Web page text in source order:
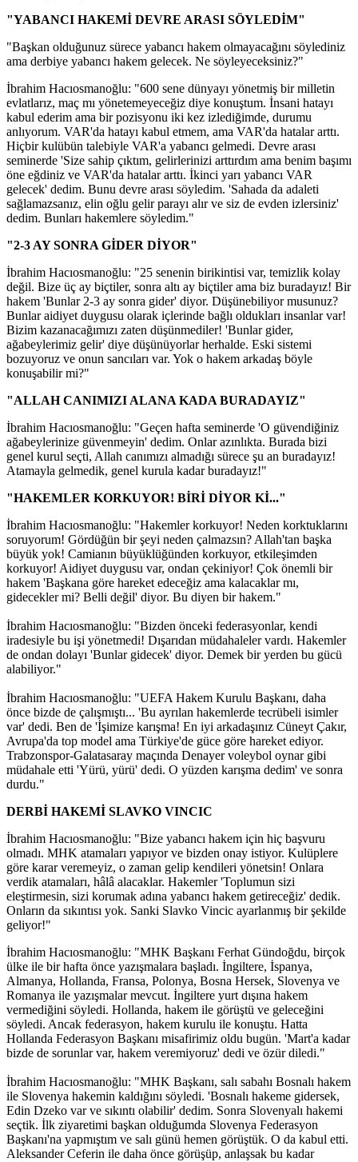
"YABANCI HAKEMİ DEVRE ARASI SÖYLEDİM"
"Başkan olduğunuz sürece yabancı hakem olmayacağını söylediniz
ama derbiye yabancı hakem gelecek. Ne söyleyeceksiniz?"
İbrahim Hacıosmanoğlu: "600 sene dünyayı yönetmiş bir milletin
evlatlarız, maç mı yönetemeyeceğiz diye konuştum. İnsani hatayı
kabul ederim ama bir pozisyonu iki kez izlediğimde, durumu
anlıyorum. VAR'da hatayı kabul etmem, ama VAR'da hatalar arttı.
Hiçbir kulübün talebiyle VAR'a yabancı gelmedi. Devre arası
seminerde 'Size sahip çıktım, gelirlerinizi arttırdım ama benim başımı
öne eğdiniz ve VAR'da hatalar arttı. İkinci yarı yabancı VAR
gelecek' dedim. Bunu devre arası söyledim. 'Sahada da adaleti
sağlamazsanız, elin oğlu gelir parayı alır ve siz de evden izlersiniz'
dedim. Bunları hakemlere söyledim."
"2-3 AY SONRA GİDER DİYOR"
İbrahim Hacıosmanoğlu: "25 senenin birikintisi var, temizlik kolay
değil. Bize üç ay biçtiler, sonra altı ay biçtiler ama biz buradayız! Bir
hakem 'Bunlar 2-3 ay sonra gider' diyor. Düşünebiliyor musunuz?
Bunlar aidiyet duygusu olarak içlerinde bağlı oldukları insanlar var!
Bizim kazanacağımızı zaten düşünmediler! 'Bunlar gider,
ağabeylerimiz gelir' diye düşünüyorlar herhalde. Eski sistemi
bozuyoruz ve onun sancıları var. Yok o hakem arkadaş böyle
konuşabilir mi?"
"ALLAH CANIMIZI ALANA KADA BURADAYIZ"
İbrahim Hacıosmanoğlu: "Geçen hafta seminerde 'O güvendiğiniz
ağabeylerinize güvenmeyin' dedim. Onlar azınlıkta. Burada bizi
genel kurul seçti, Allah canımızı almadığı sürece şu an buradayız!
Atamayla gelmedik, genel kurula kadar buradayız!"
"HAKEMLER KORKUYOR! BİRİ DİYOR Kİ..."
İbrahim Hacıosmanoğlu: "Hakemler korkuyor! Neden korktuklarını
soruyorum! Gördüğün bir şeyi neden çalmazsın? Allah'tan başka
büyük yok! Camianın büyüklüğünden korkuyor, etkileşimden
korkuyor! Aidiyet duygusu var, ondan çekiniyor! Çok önemli bir
hakem 'Başkana göre hareket edeceğiz ama kalacaklar mı,
gidecekler mi? Belli değil' diyor. Bu diyen bir hakem."
İbrahim Hacıosmanoğlu: "Bizden önceki federasyonlar, kendi
iradesiyle bu işi yönetmedi! Dışarıdan müdahaleler vardı. Hakemler
de ondan dolayı 'Bunlar gidecek' diyor. Demek bir yerden bu gücü
alabiliyor."
İbrahim Hacıosmanoğlu: "UEFA Hakem Kurulu Başkanı, daha
önce bizde de çalışmıştı... 'Bu ayrılan hakemlerde tecrübeli isimler
var' dedi. Ben de 'İşimize karışma! En iyi arkadaşınız Cüneyt Çakır,
Avrupa'da top model ama Türkiye'de güce göre hareket ediyor.
Trabzonspor-Galatasaray maçında Denayer voleybol oynar gibi
müdahale etti 'Yürü, yürü' dedi. O yüzden karışma dedim' ve sonra
durdu."
DERBİ HAKEMİ SLAVKO VINCIC
İbrahim Hacıosmanoğlu: "Bize yabancı hakem için hiç başvuru
olmadı. MHK atamaları yapıyor ve bizden onay istiyor. Kulüplere
göre karar veremeyiz, o zaman gelip kendileri yönetsin! Onlara
verdik atamaları, hâlâ alacaklar. Hakemler 'Toplumun sizi
eleştirmesin, sizi korumak adına yabancı hakem getireceğiz' dedik.
Onların da sıkıntısı yok. Sanki Slavko Vincic ayarlanmış bir şekilde
geliyor!"
İbrahim Hacıosmanoğlu: "MHK Başkanı Ferhat Gündoğdu, birçok
ülke ile bir hafta önce yazışmalara başladı. İngiltere, İspanya,
Almanya, Hollanda, Fransa, Polonya, Bosna Hersek, Slovenya ve
Romanya ile yazışmalar mevcut. İngiltere yurt dışına hakem
vermediğini söyledi. Hollanda, hakem ile görüştü ve geleceğini
söyledi. Ancak federasyon, hakem kurulu ile konuştu. Hatta
Hollanda Federasyon Başkanı misafirimiz oldu bugün. 'Mart'a kadar
bizde de sorunlar var, hakem veremiyoruz' dedi ve özür diledi."
İbrahim Hacıosmanoğlu: "MHK Başkanı, salı sabahı Bosnalı hakem
ile Slovenya hakemin kaldığını söyledi. 'Bosnalı hakeme gidersek,
Edin Dzeko var ve sıkıntı olabilir' dedim. Sonra Slovenyalı hakemi
seçtik. İlk ziyaretimi başkan olduğumda Slovenya Federasyon
Başkanı'na yapmıştım ve salı günü hemen görüştük. O da kabul etti.
Aleksander Ceferin ile daha önce görüşüp, anlaşsak bu kadar